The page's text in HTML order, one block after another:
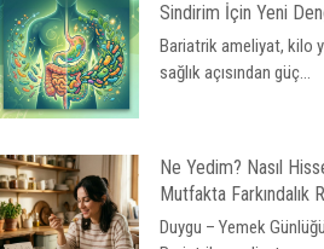
Sindirim İçin Yeni
Bariatrik ameliyat, kilo
sağlık açısından güç...
Ne Yedim? Nasıl
Mutfakta Farkındalık
Duygu – Yemek